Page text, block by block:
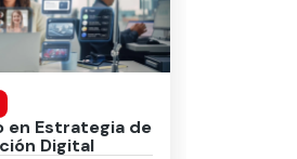
en Estrategia de
Digital